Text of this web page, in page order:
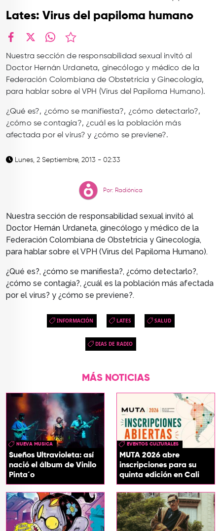
Lates: Virus del papiloma humano
Nuestra sección de responsabilidad sexual invitó al
Doctor Hernán Urdaneta, ginecólogo y médico de la
Federación Colombiana de Obstetricia y Ginecología,
para hablar sobre el VPH (Virus del Papiloma Humano).
¿Qué es?, ¿cómo se manifiesta?, ¿cómo detectarlo?,
¿cómo se contagia?, ¿cuál es la población más
afectada por el virus? y ¿cómo se previene?.
Lunes, 2 Septiembre, 2013 - 02:33
Por: Radiónica
Nuestra sección de responsabilidad sexual invitó al
Doctor Hernán Urdaneta, ginecólogo y médico de la
Federación Colombiana de Obstetricia y Ginecología,
para hablar sobre el VPH (Virus del Papiloma Humano).
¿Qué es?, ¿cómo se manifiesta?, ¿cómo detectarlo?,
¿cómo se contagia?, ¿cuál es la población más afectada
por el virus? y ¿cómo se previene?.
INFORMACIÓN LATES SALUD
DIAS DE RADIO
MÁS NOTICIAS
NUEVA MUSICA
Sueños Ultravioleta: así
nació el álbum de Vinilo
Pinta´o
EVENTOS CULTURALES
MUTA 2026 abre
inscripciones para su
quinta edición en Cali